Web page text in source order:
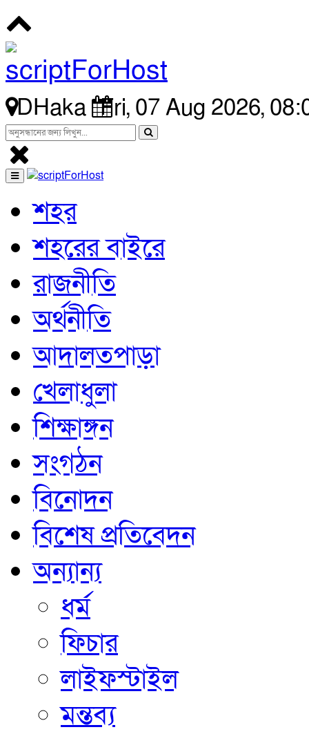
DHaka Fri, 07 Aug 2026,
শহর
শহরের বাইরে
রাজনীতি
অর্থনীতি
আদালতপাড়া
খেলাধুলা
শিক্ষাঙ্গন
সংগঠন
বিনোদন
বিশেষ প্রতিবেদন
অন্যান্য
ধর্ম
ফিচার
লাইফস্টাইল
মন্তব্য